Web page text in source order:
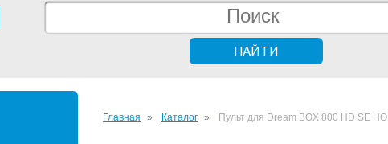
Главная Каталог Пульт для Dream BOX 800 HD SE